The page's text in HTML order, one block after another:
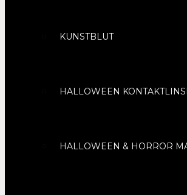
KUNSTBLUT
HALLOWEEN
HALLOWEEN & HORROR